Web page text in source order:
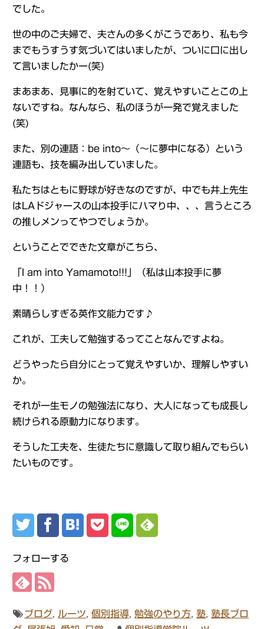
でした。
世の中のご夫婦で、夫さんの多くがこうであり、私も今
までもうすうす気づいてはいましたが、ついに口に出し
て言いましたかー(笑)
まあまあ、見事に的を射ていて、覚えやすいことこの上
ないですね。なんなら、私のほうが一発で覚えました
(笑)
また、別の連語：be into～（～に夢中になる）という
連語も、技を編み出していました。
私たちはともに野球が好きなのですが、中でも井上先生
はLAドジャースの山本投手にハマり中、、、言うところ
の推しメンってやつでしょうか。
ということでできた文章がこちら、
「I am into Yamamoto!!!」（私は山本投手に夢
中！！）
素晴らしすぎる英作文能力です♪
これが、工夫して勉強するってことなんですよね。
どうやったら自分にとって覚えやすいか、理解しやすい
か。
それが一生モノの勉強法になり、大人になっても成長し
続けられる原動力になります。
そうした工夫を、生徒たちに意識して取り組んでもらい
たいものです。
フォローする
ブログ ルーツ ,個別指導 ,勉強のやり方 ,塾 ,塾長ブロ